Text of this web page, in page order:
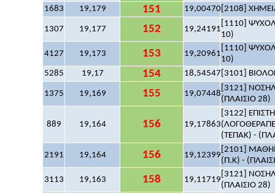
1683
19,179 151 19,00470 [2108]
1307 19,177 152 19,24191
[1110]
10)
4127 19,173 153 19,20961
[1110]
10)
5285
19,17 154 18,54547 [3101]
1375 19,169 155 19,07448
[3121]
(ΠΛΑΙΣΙΟ 28)
889 19,164 156 19,17863
[3122]
(ΤΕΠΑΚ) -
2191 19,164 156 19,12399
[2101]
(Π.Κ) -
3113 19,163 158 19,11719
[3121]
(ΠΛΑΙΣΙΟ 28)